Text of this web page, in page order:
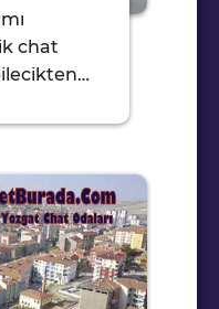
chat